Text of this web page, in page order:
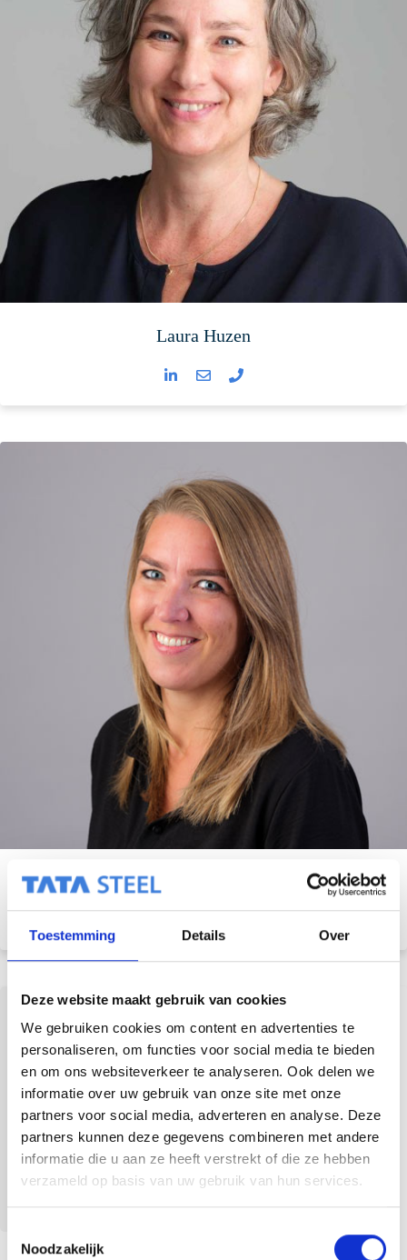
Toestemming Details Over
Deze website maakt gebruik van cookies
We gebruiken cookies om content en advertenties te
personaliseren, om functies voor social media te bieden
en om ons websiteverkeer te analyseren. Ook delen we
informatie over uw gebruik van onze site met onze
partners voor social media, adverteren en analyse. Deze
partners kunnen deze gegevens combineren met andere
informatie die u aan ze heeft verstrekt of die ze hebben
verzameld op basis van uw gebruik van hun services.
Noodzakelijk
Laura Huzen
Kelly van Doorn